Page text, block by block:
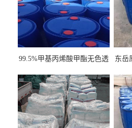
99.5%甲基丙烯酸甲酯无色透
东岳